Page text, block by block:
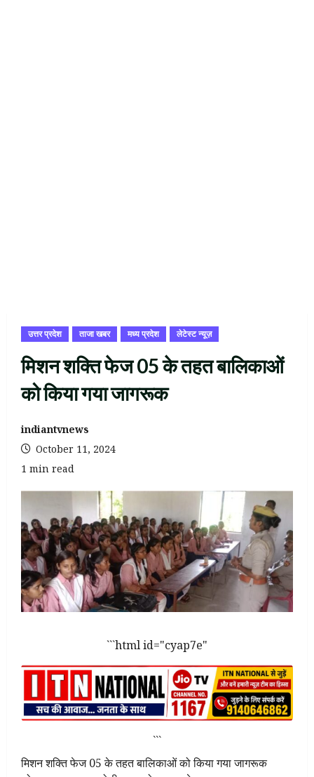
उत्तर प्रदेश ताजा खबर मध्य प्रदेश लेटेस्ट न्यूज़
मिशन शक्ति फेज 05 के तहत बालिकाओं
को किया गया जागरूक
indiantvnews
October 11, 2024
1 min read
```html id="cyap7e"
```
मिशन शक्ति फेज 05 के तहत बालिकाओं को किया गया जागरूक